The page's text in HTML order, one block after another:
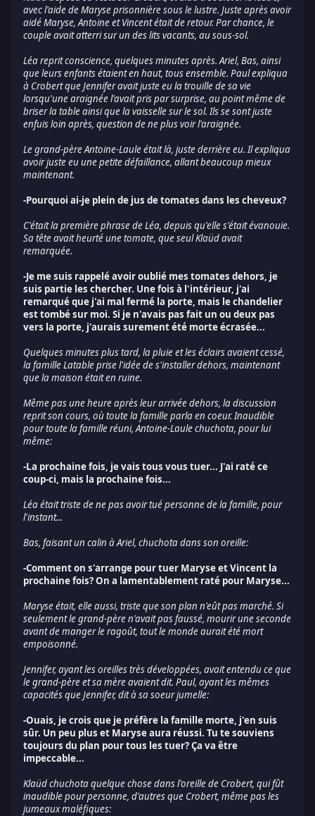
avec l'aide de Maryse prisonnière sous le lustre. Juste après avoir
aidé Maryse, Antoine et Vincent était de retour. Par chance, le
couple avait atterri sur un des lits vacants, au sous-sol.
Léa reprit conscience, quelques minutes après. Ariel, Bas, ainsi
que leurs enfants étaient en haut, tous ensemble. Paul expliqua
à Crobert que Jennifer avait juste eu la trouille de sa vie
lorsqu'une araignée l'avait pris par surprise, au point même de
briser la table ainsi que la vaisselle sur le sol. Ils se sont juste
enfuis loin après, question de ne plus voir l'araignée.
Le grand-père Antoine-Laule était là, juste derrière eu. Il expliqua
avoir juste eu une petite défaillance, allant beaucoup mieux
maintenant.
-Pourquoi ai-je plein de jus de tomates dans les cheveux?
C'était la première phrase de Léa, depuis qu'elle s'était évanouie.
Sa tête avait heurté une tomate, que seul Klaüd avait
remarquée.
-Je me suis rappelé avoir oublié mes tomates dehors, je
suis partie les chercher. Une fois à l'intérieur, j'ai
remarqué que j'ai mal fermé la porte, mais le chandelier
est tombé sur moi. Si je n'avais pas fait un ou deux pas
vers la porte, j'aurais surement été morte écrasée...
Quelques minutes plus tard, la pluie et les éclairs avaient cessé,
la famille Latable prise l'idée de s'installer dehors, maintenant
que la maison était en ruine.
Même pas une heure après leur arrivée dehors, la discussion
reprit son cours, où toute la famille parla en coeur. Inaudible
pour toute la famille réuni, Antoine-Laule chuchota, pour lui
même:
-La prochaine fois, je vais tous vous tuer... J'ai raté ce
coup-ci, mais la prochaine fois...
Léa était triste de ne pas avoir tué personne de la famille, pour
l'instant...
Bas, faisant un calin à Ariel, chuchota dans son oreille:
-Comment on s'arrange pour tuer Maryse et Vincent la
prochaine fois? On a lamentablement raté pour Maryse...
Maryse était, elle aussi, triste que son plan n'eût pas marché. Si
seulement le grand-père n'avait pas faussé, mourir une seconde
avant de manger le ragoût, tout le monde aurait été mort
empoisonné.
Jennifer, ayant les oreilles très développées, avait entendu ce que
le grand-père et sa mère avaient dit. Paul, ayant les mêmes
capacités que Jennifer, dit à sa soeur jumelle:
-Ouais, je crois que je préfère la famille morte, j'en suis
sûr. Un peu plus et Maryse aura réussi. Tu te souviens
toujours du plan pour tous les tuer? Ça va être
impeccable...
Klaüd chuchota quelque chose dans l'oreille de Crobert, qui fût
inaudible pour personne, d'autres que Crobert, même pas les
jumeaux maléfiques: